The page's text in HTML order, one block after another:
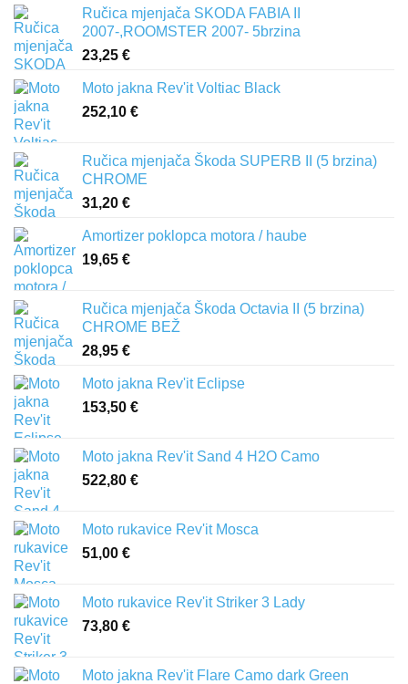
Ručica mjenjača SKODA FABIA II
2007-,ROOMSTER 2007- 5brzina
23,25 €
Moto jakna Rev'it Voltiac Black
252,10 €
Ručica mjenjača Škoda SUPERB II (5 brzina)
CHROME
31,20 €
Amortizer poklopca motora / haube
19,65 €
Ručica mjenjača Škoda Octavia II (5 brzina)
CHROME BEŽ
28,95 €
Moto jakna Rev'it Eclipse
153,50 €
Moto jakna Rev'it Sand 4 H2O Camo
522,80 €
Moto rukavice Rev'it Mosca
51,00 €
Moto rukavice Rev'it Striker 3 Lady
73,80 €
Moto jakna Rev'it Flare Camo dark Green